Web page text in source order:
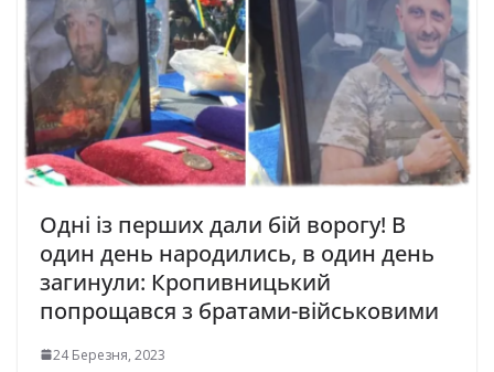
Одні із перших дали бій ворогу! В
один день народились, в один день
загинули: Кропивницький
попрощався з братами-військовими
24 Березня, 2023